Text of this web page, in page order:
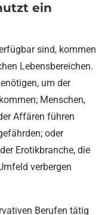
ein
sind, kommen
Lebensbereichen.
um der
Menschen,
Affären führen
oder
Erotikbranche, die
verbergen
Berufen tätig